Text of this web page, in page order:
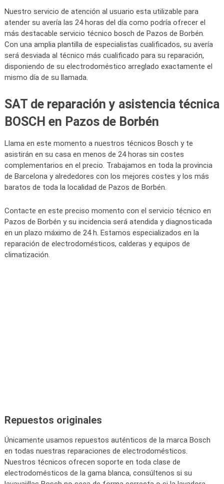
Nuestro servicio de atención al usuario esta utilizable para
atender su avería las 24 horas del día como podría ofrecer el
más destacable servicio técnico bosch de Pazos de Borbén.
Con una amplia plantilla de especialistas cualificados, su avería
será desviada al técnico más cualificado para su reparación,
disponiendo de su electrodoméstico arreglado exactamente el
mismo día de su llamada.
SAT de reparación y asistencia técnica
BOSCH en Pazos de Borbén
Llama en este momento a nuestros técnicos Bosch y te
asistirán en su casa en menos de 24 horas sin costes
complementarios en el precio. Trabajamos en toda la provincia
de Barcelona y alrededores con los mejores costes y los más
baratos de toda la localidad de Pazos de Borbén.
Contacte en este preciso momento con el servicio técnico en
Pazos de Borbén y su incidencia será atendida y diagnosticada
en un plazo máximo de 24 h. Estamos especializados en la
reparación de electrodomésticos, calderas y equipos de
climatización.
Repuestos originales
Únicamente usamos repuestos auténticos de la marca Bosch
en todas nuestras reparaciones de electrodomésticos.
Nuestros técnicos ofrecen soporte en toda clase de
electrodomésticos de la gama blanca, consúltenos si su